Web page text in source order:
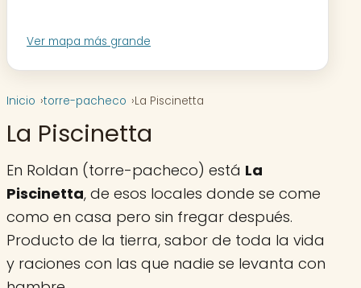
Ver mapa más grande
Inicio torre-pacheco La Piscinetta
La Piscinetta
En Roldan (torre-pacheco) está La
Piscinetta, de esos locales donde se come
como en casa pero sin fregar después.
Producto de la tierra, sabor de toda la vida
y raciones con las que nadie se levanta con